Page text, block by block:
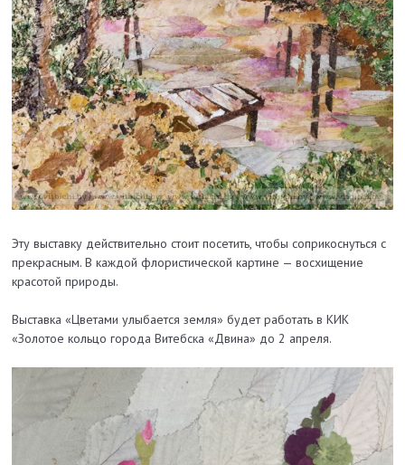
Эту выставку действительно стоит посетить, чтобы соприкоснуться с
прекрасным. В каждой флористической картине — восхищение
красотой природы.
Выставка «Цветами улыбается земля» будет работать в КИК
«Золотое кольцо города Витебска «Двина» до 2 апреля.